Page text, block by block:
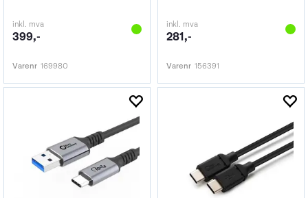
inkl. mva
399,-
Varenr 169980
inkl. mva
281,-
Varenr 156391